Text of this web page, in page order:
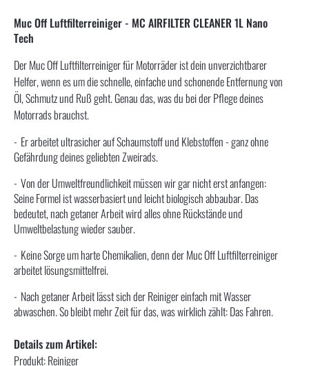
Muc Off Luftfilterreiniger - MC AIRFILTER CLEANER 1L Nano
Tech
Der Muc Off Luftfilterreiniger für Motorräder ist dein unverzichtbarer
Helfer, wenn es um die schnelle, einfache und schonende Entfernung von
Öl, Schmutz und Ruß geht. Genau das, was du bei der Pflege deines
Motorrads brauchst.
Er arbeitet ultrasicher auf Schaumstoff und Klebstoffen - ganz ohne
Gefährdung deines geliebten Zweirads.
Von der Umweltfreundlichkeit müssen wir gar nicht erst anfangen:
Seine Formel ist wasserbasiert und leicht biologisch abbaubar. Das
bedeutet, nach getaner Arbeit wird alles ohne Rückstände und
Umweltbelastung wieder sauber.
Keine Sorge um harte Chemikalien, denn der Muc Off Luftfilterreiniger
arbeitet lösungsmittelfrei.
Nach getaner Arbeit lässt sich der Reiniger einfach mit Wasser
abwaschen. So bleibt mehr Zeit für das, was wirklich zählt: Das Fahren.
Details zum Artikel:
Produkt: Reiniger